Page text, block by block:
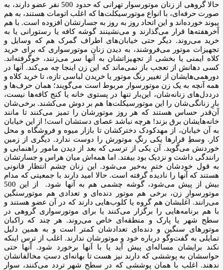
حالا گروهی از زنان موتورسوار تهرانی که حدود 500 نفر عضو دارند، به
صورت حرفه‌ای، با انواع موتورسیکلت‌ها که اغلب اتومات هستند، به هم
پیوند خورده‌اند و این اتحاد روز به روز به جسارتشان افزوده است. با هم
آخرهفته‌ها قرار می‌گذارند و می‌نشینند گوشه کافه یا رستورانی یا به
خرید می‌روند. دیگر حتی خیابان‌های اطراف گمرک هم که وسایل و
تجهیزات موتور می‌فروشند، به دیدن زنان موتورسواری که برای خرید
کلاه ایمنی یا بخشی از تجهیزاتشان به آنها سر می‌زنند، خوگرفته‌اند.
کسی دهانش از تعجب باز نمی‌ماند که این زن اینجا چه می‌کند. آنها در
دورهمی‌هایشان از تغییر رنگ موتور یا خریدن لباسی تازه، تا خرید کلاه و
همه آنچه به یک زن موتورسوار مربوط است می‌گویند؛ همان حرف‌ها و
درد‌دل‌های زنانه‌شان، این‌بار تنها در پستوی خانه یا کنج کافه‌ها نیست،
بارِ زنانگی‌شان را این موتورسیکلت‌ها هم بر دوش می‌کشند. برخی‌شان
آن‌قدر حساس هستند که هر روز موتورشان را تمیز می‌کنند تا مانند
خانه‌هایشان برق بزند! هرچه نباشد عصای دستشان است! از این خیابان
به آن خیابان، از مهدکودک دخترکشان تا بازار میوه و فروشگاه و محل
کار. وسطِ قرارها یکی رنگِ موتورش را دوست ندارد. دیگری از زمین
خوردنش می‌گوید. آن یکی از ترسی که بعد از دیدن مامور راهنمایی و
رانندگی داشت و نزدیک بود بیفتد. اما همه‌اش میان هراس و جسارتشان
به قول خودشان ختمِ به‌خیر می‌شود. این زنان چشم انتظار قانونی
هستند که آنها را نادیده گرفته است. حالا امید دارند با جمعیتی که مدام
بیش از پیش می‌شود، گوشه چشمی هم به آنها شود. از این‌ 500
موتورسوارِ زن، برخی هم موتور دنده‌ای و تعدادی هم موتورسنگین
می‌رانند. اغلبشان هم گروه یا کلوب‌هایی دارند که در آن عضو هستند و
با هم برنامه‌هایی را برگزار می‌کنند یا برای موتورسواری گروهی در
سطح شهر یا پارک و منطقه‌ای خاص می‌روند. هر چند که راکبان
موتورهای سنگین و دنده‌ای تعدادشان کمتر است و به همین دلیل
تمایلی به گفت‌وگو درباره خود و موتورشان ندارند. اغلب از ترس اینکه
نکند برایشان مساله‌ای پیش آید یا با آنها برخورد شود. آنها حتی
حواسشان به پوششی که دارند نیز هست تا بهانه‌ای دستِ مخالفانشان
ندهند. اغلب با همان پوششی که در سطح شهر تردد می‌کنند، سوار